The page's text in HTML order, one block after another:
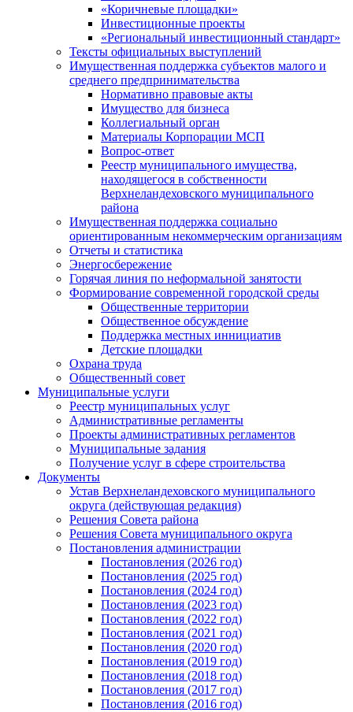
«Коричневые площадки»
Инвестиционные проекты
«Региональный инвестиционный стандарт»
Тексты официальных выступлений
Имущественная поддержка субъектов малого и
среднего предпринимательства
Нормативно правовые акты
Имущество для бизнеса
Коллегиальный орган
Материалы Корпорации МСП
Вопрос-ответ
Реестр муниципального имущества,
находящегося в собственности
Верхнеландеховского муниципального
района
Имущественная поддержка социально
ориентированным некоммерческим организациям
Отчеты и статистика
Энергосбережение
Горячая линия по неформальной занятости
Формирование современной городской среды
Общественные территории
Общественное обсуждение
Поддержка местных иннициатив
Детские площадки
Охрана труда
Общественный совет
Муниципальные услуги
Реестр муниципальных услуг
Административные регламенты
Проекты административных регламентов
Муниципальные задания
Получение услуг в сфере строительства
Документы
Устав Верхнеландеховского муниципального
округа (действующая редакция)
Решения Совета района
Решения Совета муниципального округа
Постановления администрации
Постановления (2026 год)
Постановления (2025 год)
Постановления (2024 год)
Постановления (2023 год)
Постановления (2022 год)
Постановления (2021 год)
Постановления (2020 год)
Постановления (2019 год)
Постановления (2018 год)
Постановления (2017 год)
Постановления (2016 год)